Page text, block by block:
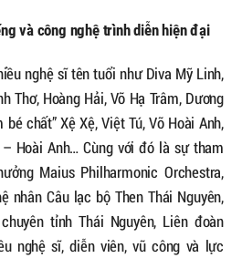
và công nghệ trình diễn hiện đại
nghệ sĩ tên tuổi như Diva Mỹ Linh,
Thơ, Hoàng Hải, Võ Hạ Trâm, Dương
bé chất” Xệ Xệ, Việt Tú, Võ Hoài Anh,
Hoài Anh… Cùng với đó là sự tham
Maius Philharmonic Orchestra,
nhân Câu lạc bộ Then Thái Nguyên,
tỉnh Thái Nguyên, Liên đoàn
nghệ sĩ, diễn viên, vũ công và lực